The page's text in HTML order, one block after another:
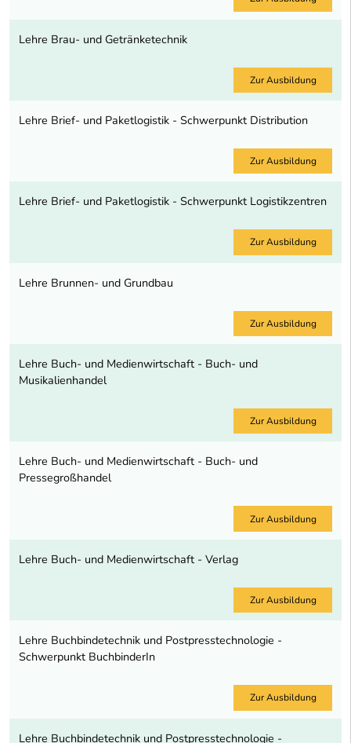
Lehre Brau- und Getränketechnik
Zur Ausbildung
Lehre Brief- und Paketlogistik - Schwerpunkt Distribution
Zur Ausbildung
Lehre Brief- und Paketlogistik - Schwerpunkt Logistikzentren
Zur Ausbildung
Lehre Brunnen- und Grundbau
Zur Ausbildung
Lehre Buch- und Medienwirtschaft - Buch- und
Musikalienhandel
Zur Ausbildung
Lehre Buch- und Medienwirtschaft - Buch- und
Pressegroßhandel
Zur Ausbildung
Lehre Buch- und Medienwirtschaft - Verlag
Zur Ausbildung
Lehre Buchbindetechnik und Postpresstechnologie -
Schwerpunkt BuchbinderIn
Zur Ausbildung
Lehre Buchbindetechnik und Postpresstechnologie -